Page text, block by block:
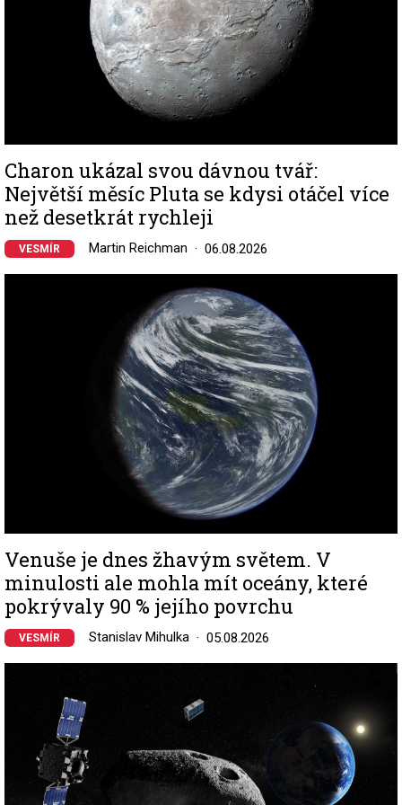
Charon ukázal svou dávnou tvář:
Největší měsíc Pluta se kdysi otáčel více
než desetkrát rychleji
VESMÍR Martin Reichman 06.08.2026
Venuše je dnes žhavým světem. V
minulosti ale mohla mít oceány, které
pokrývaly 90 % jejího povrchu
VESMÍR Stanislav Mihulka 05.08.2026